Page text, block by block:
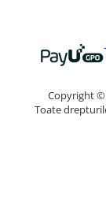
Copyright ©
Toate